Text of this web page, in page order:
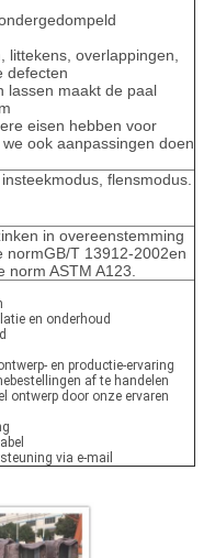
littekens, overlappingen,
defecten
lassen maakt de paal
eisen hebben voor
ook aanpassingen doen
flensmodus.
in overeenstemming
normGB/T 13912-2002en
norm ASTM A123.
en onderhoud
en productie-ervaring
af te handelen
ontwerp door onze ervaren
via e-mail